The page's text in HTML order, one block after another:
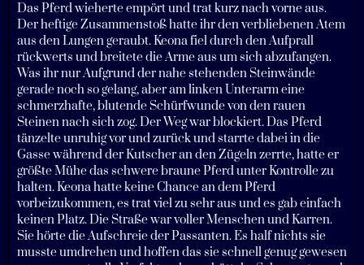
Das Pferd wieherte empört und trat kurz nach vorne aus.
Der heftige Zusammenstoß hatte ihr den verbliebenen Atem
aus den Lungen geraubt. Keona fiel durch den Aufprall
rückwerts und breitete die Arme aus um sich abzufangen.
Was ihr nur Aufgrund der nahe stehenden Steinwände
gerade noch so gelang, aber am linken Unterarm eine
schmerzhafte, blutende Schürfwunde von den rauen
Steinen nach sich zog. Der Weg war blockiert. Das Pferd
tänzelte unruhig vor und zurück und starrte dabei in die
Gasse während der Kutscher an den Zügeln zerrte, hatte er
größte Mühe das schwere braune Pferd unter Kontrolle zu
halten. Keona hatte keine Chance an dem Pferd
vorbeizukommen, es trat viel zu sehr aus und es gab einfach
keinen Platz. Die Straße war voller Menschen und Karren.
Sie hörte die Aufschreie der Passanten. Es half nichts sie
musste umdrehen und hoffen das sie schnell genug gewesen